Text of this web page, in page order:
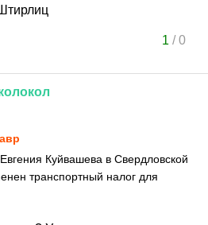
1 /0
Куйвашева в Свердловской
транспортный налог для